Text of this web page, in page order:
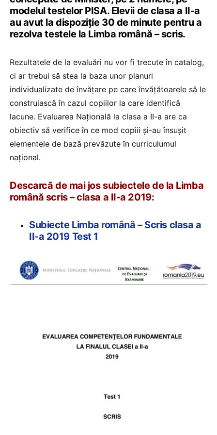
modelul testelor PISA. Elevii de clasa a II-a
au avut la dispoziție 30 de minute pentru a
rezolva testele la Limba română – scris.
Rezultatele de la evaluări nu vor fi trecute în catalog,
ci ar trebui să stea la baza unor planuri
individualizate de învățare pe care învățătoarele să le
construiască în cazul copiilor la care identifică
lacune. Evaluarea Națională la clasa a II-a are ca
obiectiv să verifice în ce mod copiii și-au însușit
elementele de bază prevăzute în curriculumul
național.
Descarcă de mai jos subiectele de la Limba
română scris – clasa a II-a 2019:
Subiecte Limba română – Scris clasa a
II-a 2019 Test 1